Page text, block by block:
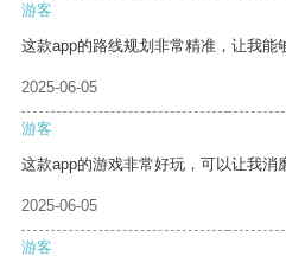
游客
这款app的路线规划非常精准，让我能
2025-06-05
游客
这款app的游戏非常好玩，可以让我消
2025-06-05
游客